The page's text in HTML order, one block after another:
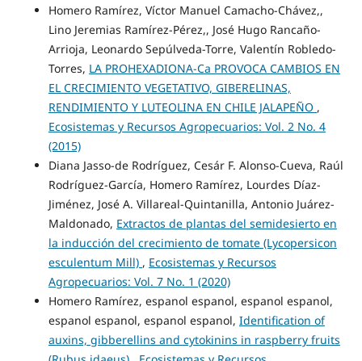
Homero Ramírez, Víctor Manuel Camacho-Chávez,,
Lino Jeremias Ramírez-Pérez,, José Hugo Rancaño-
Arrioja, Leonardo Sepúlveda-Torre, Valentín Robledo-
Torres, LA PROHEXADIONA-Ca PROVOCA CAMBIOS EN
EL CRECIMIENTO VEGETATIVO, GIBERELINAS,
RENDIMIENTO Y LUTEOLINA EN CHILE JALAPEÑO ,
Ecosistemas y Recursos Agropecuarios: Vol. 2 No. 4
(2015)
Diana Jasso-de Rodríguez, Cesár F. Alonso-Cueva, Raúl
Rodríguez-García, Homero Ramírez, Lourdes Díaz-
Jiménez, José A. Villareal-Quintanilla, Antonio Juárez-
Maldonado, Extractos de plantas del semidesierto en
la inducción del crecimiento de tomate (Lycopersicon
esculentum Mill) , Ecosistemas y Recursos
Agropecuarios: Vol. 7 No. 1 (2020)
Homero Ramírez, espanol espanol, espanol espanol,
espanol espanol, espanol espanol, Identification of
auxins, gibberellins and cytokinins in raspberry fruits